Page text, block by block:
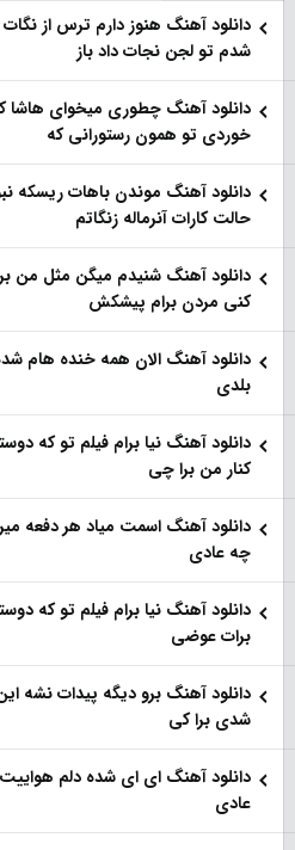
دانلود آهنگ هنو‌ز دارم ترس از
شدم تو لجن نجات داد باز
دانلود آهنگ چطوری میخوای
خوردی تو همون رستورانی که
دانلود آهنگ موندن باهات ریسکه
حالت کارات آنرماله زنگاتم
دانلود آهنگ شنیدم میگن مثل من
کنی مردن برام پیشکش
دانلود آهنگ الان همه خنده هام
بلدی
دانلود آهنگ نیا برام فیلم تو‌ که
کنار من برا چی
دانلود آهنگ اسمت میاد هر دفعه
چه عادی
دانلود آهنگ نیا برام فیلم تو‌ که
برات عوضی
دانلود آهنگ برو دیگه پیدات نشه
شدی برا کی
دانلود آهنگ ای ای شده دلم
عادی